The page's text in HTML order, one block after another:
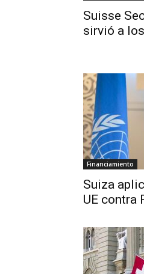
Suisse
sirvió a
Financiamiento
Suiza
UE contra